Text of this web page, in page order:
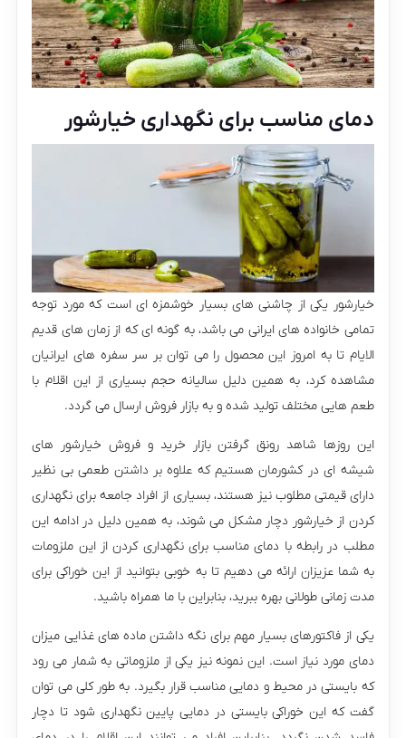
دمای مناسب برای نگهداری خیارشور
خیارشور یکی از چاشنی های بسیار خوشمزه ای است که مورد توجه
تمامی خانواده های ایرانی می باشد، به گونه ای که از زمان های قدیم
الایام تا به امروز این محصول را می توان بر سر سفره های ایرانیان
مشاهده کرد، به همین دلیل سالیانه حجم بسیاری از این اقلام با
طعم هایی مختلف تولید شده و به بازار فروش ارسال می گردد.
این روزها شاهد رونق گرفتن بازار خرید و فروش خیارشور های
شیشه ای در کشورمان هستیم که علاوه بر داشتن طعمی بی نظیر
دارای قیمتی مطلوب نیز هستند، بسیاری از افراد جامعه برای نگهداری
کردن از خیارشور دچار مشکل می شوند، به همین دلیل در ادامه این
مطلب در رابطه با دمای مناسب برای نگهداری کردن از این ملزومات
به شما عزیزان ارائه می دهیم تا به خوبی بتوانید از این خوراکی برای
مدت زمانی طولانی بهره ببرید، بنابراین با ما همراه باشید.
یکی از فاکتورهای بسیار مهم برای نگه داشتن ماده های غذایی میزان
دمای مورد نیاز است. این نمونه نیز یکی از ملزوماتی به شمار می رود
که بایستی در محیط و دمایی مناسب قرار بگیرد. به طور کلی می توان
گفت که این خوراکی بایستی در دمایی پایین نگهداری شود تا دچار